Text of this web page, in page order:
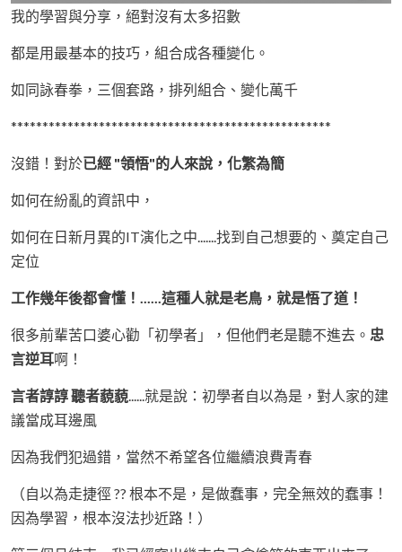
我的學習與分享，絕對沒有太多招數
都是用最基本的技巧，組合成各種變化。
如同詠春拳，三個套路，排列組合、變化萬千
***************************************************
沒錯！對於已經 "領悟"的人來說，化繁為簡
如何在紛亂的資訊中，
如何在日新月異的IT演化之中.......找到自己想要的、奠定自己
定位
工作幾年後都會懂！......這種人就是老鳥，就是悟了道！
很多前輩苦口婆心勸「初學者」，但他們老是聽不進去。 忠
言逆耳啊！
言者諄諄 聽者藐藐......就是說：初學者自以為是，對人家的建
議當成耳邊風
因為我們犯過錯，當然不希望各位繼續浪費青春
（自以為走捷徑 ?? 根本不是，是做蠢事，完全無效的蠢事！
因為學習，根本沒法抄近路！）